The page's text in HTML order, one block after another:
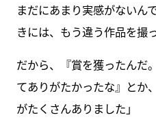
まだにあまり実感がないん
きには、もう違う作品を撮
だから、『賞を獲ったんだ
てありがたかったな』とか
がたくさんありました」